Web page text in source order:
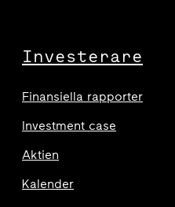
Investerare
Finansiella rapporter
Investment case
Aktien
Kalender